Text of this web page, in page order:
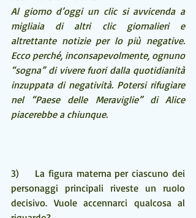
Al giorno d’oggi un clic si avvicenda a
migliaia di altri clic giornalieri e
altrettante notizie per lo più negative.
Ecco perché, inconsapevolmente, ognuno
“sogna” di vivere fuori dalla quotidianità
inzuppata di negatività. Potersi rifugiare
nel “Paese delle Meraviglie” di Alice
piacerebbe a chiunque.
3)    La figura materna per ciascuno dei
personaggi principali riveste un ruolo
decisivo. Vuole accennarci qualcosa al